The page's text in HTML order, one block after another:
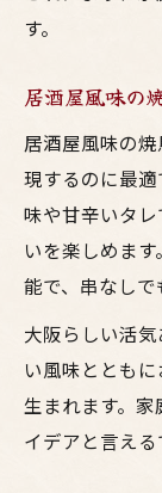
す。
居酒屋風味の
居酒屋風味の
現するのに最
味や甘辛いタ
いを楽しめま
能で、串なしで
大阪らしい活
い風味ととも
生まれます。
イデアと言える